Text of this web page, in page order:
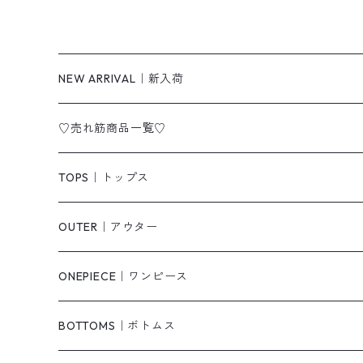
NEW ARRIVAL｜新入荷
♡売れ筋商品一覧♡
TOPS｜トップス
Tシャツ/カットソー
シャツ/ブラウス
ベスト/チョッキ
OUTER｜アウター
ジャケット/ブルゾン
コート
ONEPIECE｜ワンピース
柄
BOTTOMS｜ボトムス